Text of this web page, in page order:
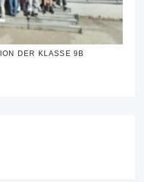
DER KLASSE 9B